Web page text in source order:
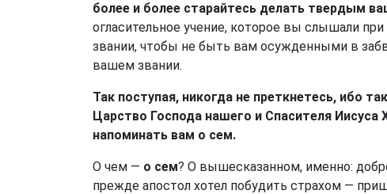
более и более старайтесь делать твердым
огласительное учение, которое вы слышали
звании, чтобы не быть вам осужденными в
вашем звании.
Так поступая, никогда не преткнетесь, ибо
Царство Господа нашего и Спасителя Иисуса
напоминать вам о сем.
О чем — о сем? О вышесказанном, именно:
прежде апостол хотел побудить страхом —